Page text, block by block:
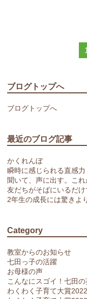
ブログトップへ
ブログトップへ
最近のブログ記事
かくれんぼ
瞬時に感じられる直感力
聞いて、声に出す。これ
友だちがそばにいるだけ
2年生の成長には驚きよ
Category
教室からのお知らせ
七田っ子の活躍
お母様の声
こんなにスゴイ！七田
わくわく子育て大賞2022